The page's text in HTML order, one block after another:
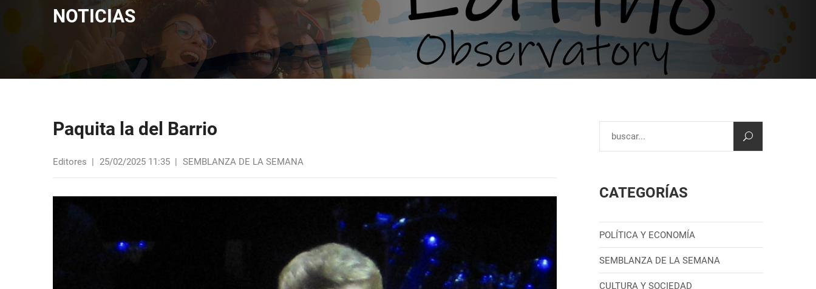
NOTICIAS
Paquita la del Barrio
Editores | 25/02/2025 11:35 | SEMBLANZA DE LA SEMANA
CATEGORÍAS
POLÍTICA Y ECONOMÍA
SEMBLANZA DE LA SEMANA
CULTURA Y SOCIEDAD